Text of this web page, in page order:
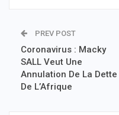
PREV POST
Coronavirus : Macky
SALL Veut Une
Annulation De La Dette
De L’Afrique